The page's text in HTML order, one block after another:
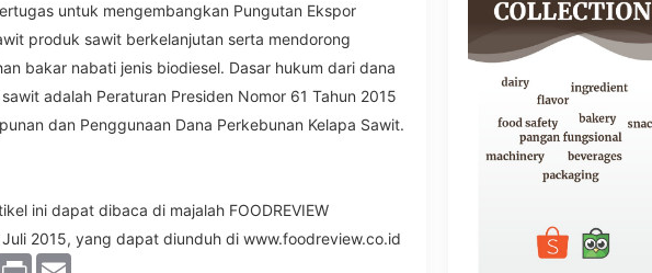
untuk mengembangkan Pungutan Ekspor
produk sawit berkelanjutan serta mendorong
bakar nabati jenis biodiesel. Dasar hukum dari dana
adalah Peraturan Presiden Nomor 61 Tahun 2015
dan Penggunaan Dana Perkebunan Kelapa Sawit.
ini dapat dibaca di majalah FOODREVIEW
Juli 2015, yang dapat diunduh di www.foodreview.co.id
Print Email